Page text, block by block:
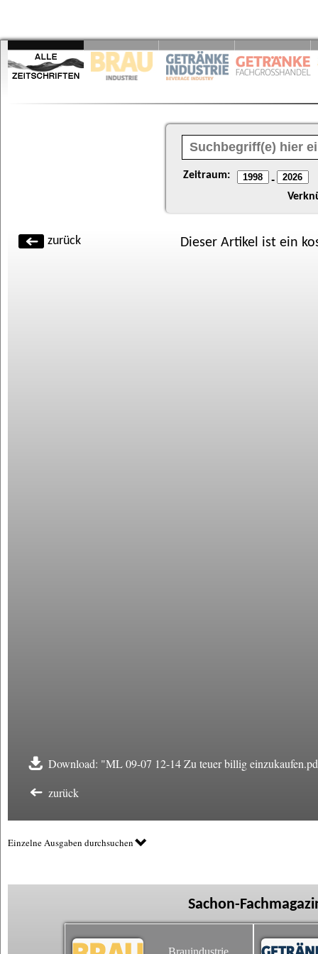
Zeitraum: -
zurück Dieser Artikel ist ein
Download: "ML 09-07 12-14 Zu teuer billig
zurück
Einzelne Ausgaben durchsuchen
Sachon-
Brauindustrie